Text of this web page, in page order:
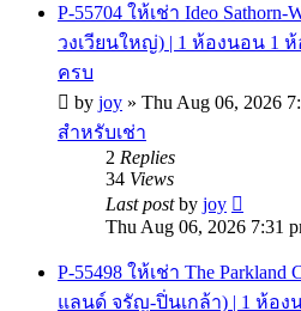
P-55704 ให้เช่า Ideo
วงเวียนใหญ่) | 1 ห้องนอน 1 ห้
ครบ
by joy » Thu Aug 06, 2026
สำหรับเช่า
2 Replies
34 Views
Last postby joy
Thu Aug 06, 2026 7:31
P-55498 ให้เช่า The Parkland
แลนด์ จรัญ-ปิ่นเกล้า) | 1 ห้อง